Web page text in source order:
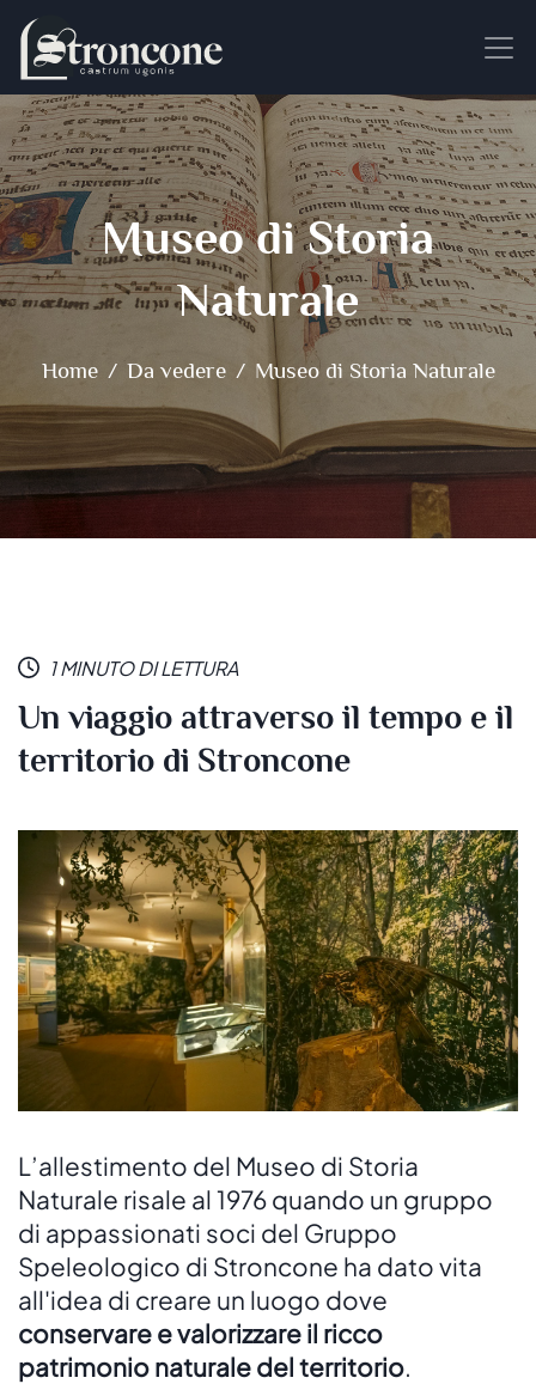
Museo di Storia
Naturale
Home Da vedere Museo di Storia Naturale
1 MINUTO DI LETTURA
Un viaggio attraverso il tempo e il
territorio di Stroncone
L’allestimento del Museo di Storia
Naturale risale al 1976 quando un gruppo
di appassionati soci del Gruppo
Speleologico di Stroncone ha dato vita
all'idea di creare un luogo dove
conservare e valorizzare il ricco
patrimonio naturale del territorio.